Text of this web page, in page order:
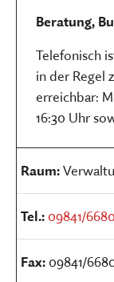
Beratung,
Telefonisch
in der Regel
erreichbar:
16:30 Uhr
Raum:
Tel.:09841/
Fax:09841/